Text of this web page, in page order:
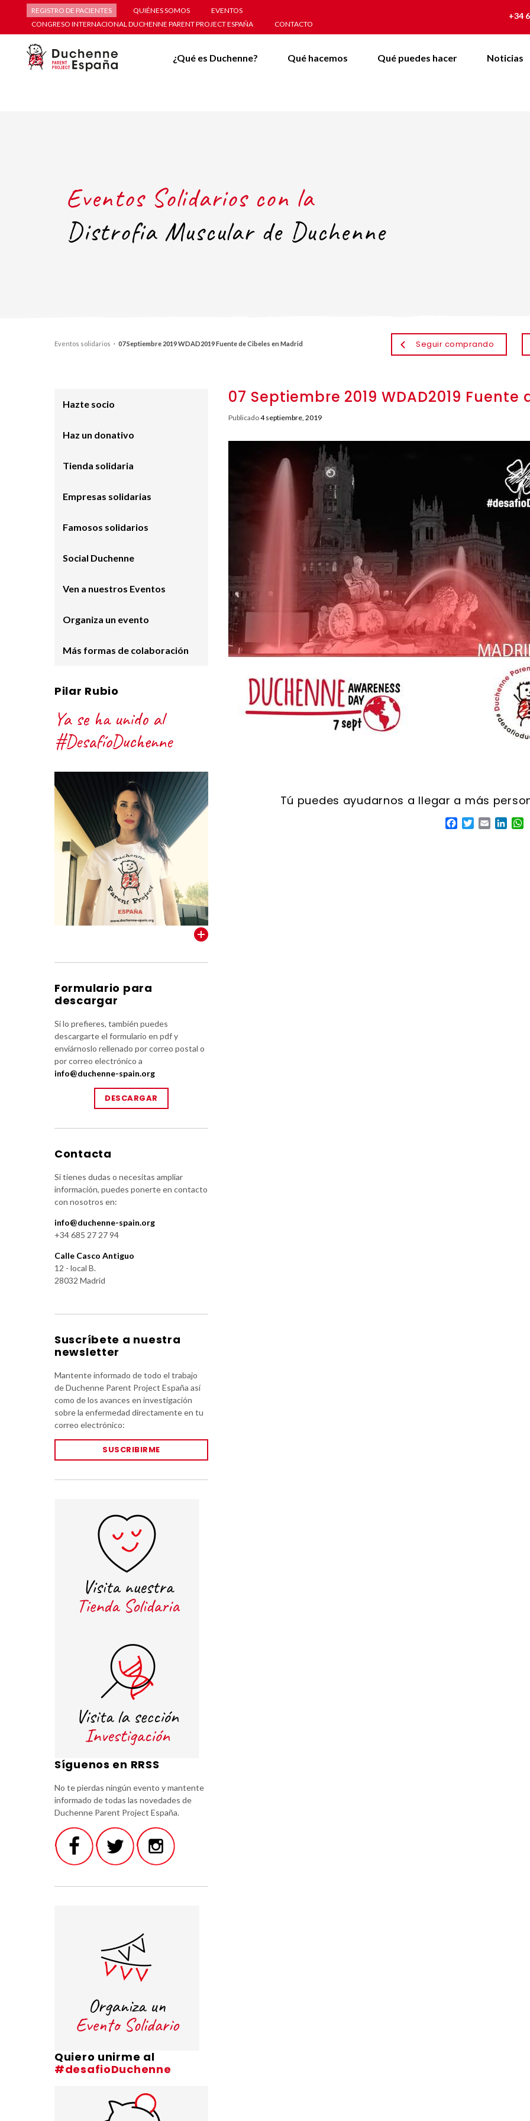
REGISTRO DE PACIENTES QUIÉNES SOMOS
EVENTOS
CONGRESO INTERNACIONAL DUCHENNE PARENT PROJECT ESPAÑA
CONTACTO
+34
¿Qué es Duchenne? Qué hacemos Qué puedes hacer Noticias
Eventos Solidarios con la
Distrofia Muscular de Duchenne
Eventos solidarios · 07 Septiembre 2019 WDAD2019 Fuente de Cibeles en Madrid Seguir comprando
07 Septiembre 2019 WDAD2019
Publicado4 septiembre, 2019
Facebook
Twitter
Email
Hazte socio
Haz un donativo
Tienda solidaria
Empresas solidarias
Famosos solidarios
Social Duchenne
Ven a nuestros Eventos
Organiza un evento
Más formas de colaboración
Pilar Rubio
Ya se ha unido al
#DesafíoDuchenne
Formulario para
descargar
Si lo prefieres, también puedes
descargarte el formulario en pdf y
enviárnoslo rellenado por correo postal o
por correo electrónico a
info@duchenne-spain.org
DESCARGAR
Contacta
Si tienes dudas o necesitas ampliar
información, puedes ponerte en contacto
con nosotros en:
info@duchenne-spain.org
+34 685 27 27 94
Calle Casco Antiguo
12 - local B.
28032 Madrid
Suscríbete a nuestra
newsletter
Mantente informado de todo el trabajo
de Duchenne Parent Project España así
como de los avances en investigación
sobre la enfermedad directamente en tu
correo electrónico:
SUSCRIBIRME
Síguenos en RRSS
No te pierdas ningún evento y mantente
informado de todas las novedades de
Duchenne Parent Project España.
Quiero unirme al
#desafioDuchenne